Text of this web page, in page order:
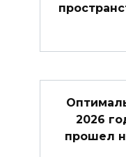
2026
прошел